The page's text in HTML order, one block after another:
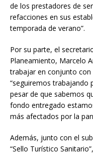
de los prestadores de
refacciones en sus
temporada de verano”.
Por su parte, el
Planeamiento, Marcelo
trabajar en conjunto
“seguiremos trabajando
pesar de que sabemos
fondo entregado
más afectados por la
Además, junto con el
“Sello Turístico